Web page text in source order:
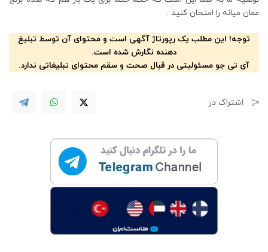
ممان میانه را امتحان کنید .
توجه! این مطلب یک رپورتاژ آگهی است و محتوای آن توسط تبلیغ
دهنده نگارش شده است.
آی تی جو مسئولیتی در قبال صحت و سقم محتوای تبلیغاتی ندارد.
اشتراک در